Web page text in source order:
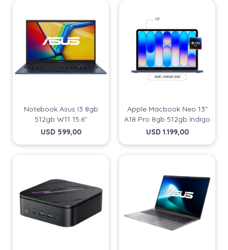
Notebook Asus I3 8gb
512gb W11 15.6"
USD 599,00
Apple Macbook Neo 13"
A18 Pro 8gb 512gb Indigo
USD 1.199,00